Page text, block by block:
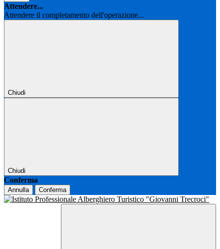
Attendere...
Attendere il completamento dell'operazione...
Chiudi
Chiudi
Conferma
Annulla Conferma